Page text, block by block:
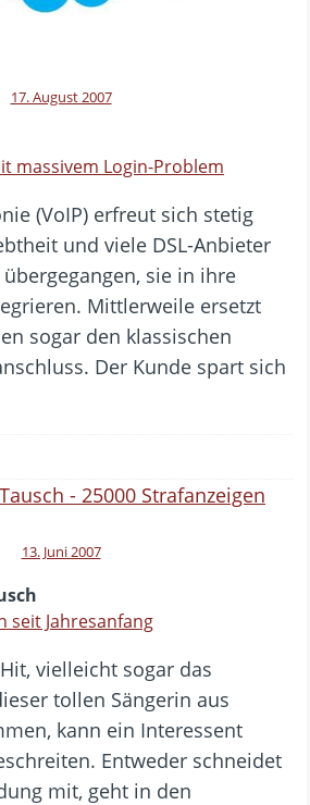
17. August 2007
massivem Login-Problem
(VoIP) erfreut sich stetig
und viele DSL-Anbieter
sie in ihre
Mittlerweile ersetzt
sogar den klassischen
Der Kunde spart sich
13. Juni 2007
seit Jahresanfang
vielleicht sogar das
tollen Sängerin aus
kann ein Interessent
Entweder schneidet
mit, geht in den